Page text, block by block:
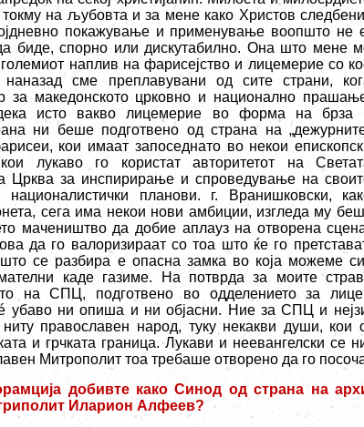
на љубовта и за мене како Христов
покажување и применување воопшто не
биде, спорно или дискутабилно. Она што мене
наплив на фарисејство и лицемерие со
сме преплавувани од сите страни,
за македонското црковно и национално
исто вакво лицемерие во форма на брза
ни беше подготвено од страна на
кои имаат запоседнато во некои
лукаво го користат авторитетот на
Црква за инспирирање и спроведување на
националистички планови. г. Вранишковски,
сега има некои нови амбиции, изгледа му
мачеништво да добие аплауз на отворена
да го валоризираат со тоа што ќе го
што се разбира е опасна замка во која можеме
каде газиме. На потврда за моите
на СПЦ, подготвено во одделението за
убаво ни опиша и ни објасни. Ние за СПЦ и
ниту православен народ, туку некакви души, кои
и грчката граница. Лукави и неевангелски се
Митрополит тоа требаше отворено да го
добивте како Синод од страна на
Иларион Алфеев?